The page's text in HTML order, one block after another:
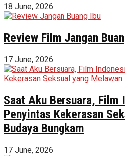
18 June, 2026
Review Film Jangan
17 June, 2026
Saat Aku Bersuara, Film
Penyintas Kekerasan
Budaya Bungkam
17 June, 2026